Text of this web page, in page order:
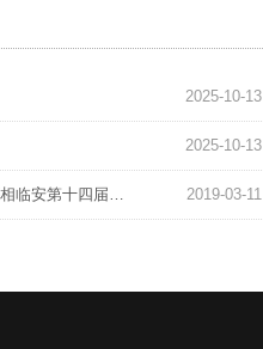
2025-10-13
2025-10-13
开年大戏一一集派集成顶亮相临安第十四届家装博览会，深受广大消费者喜爱！ 2019-03-11